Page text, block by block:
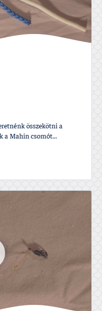
összekötni a
a Mahin csomót...